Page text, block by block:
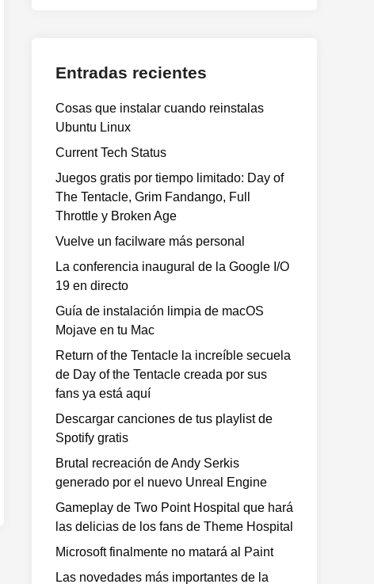
Entradas recientes
Cosas que instalar cuando reinstalas
Ubuntu Linux
Current Tech Status
Juegos gratis por tiempo limitado: Day of
The Tentacle, Grim Fandango, Full
Throttle y Broken Age
Vuelve un facilware más personal
La conferencia inaugural de la Google I/O
19 en directo
Guía de instalación limpia de macOS
Mojave en tu Mac
Return of the Tentacle la increíble secuela
de Day of the Tentacle creada por sus
fans ya está aquí
Descargar canciones de tus playlist de
Spotify gratis
Brutal recreación de Andy Serkis
generado por el nuevo Unreal Engine
Gameplay de Two Point Hospital que hará
las delicias de los fans de Theme Hospital
Microsoft finalmente no matará al Paint
Las novedades más importantes de la